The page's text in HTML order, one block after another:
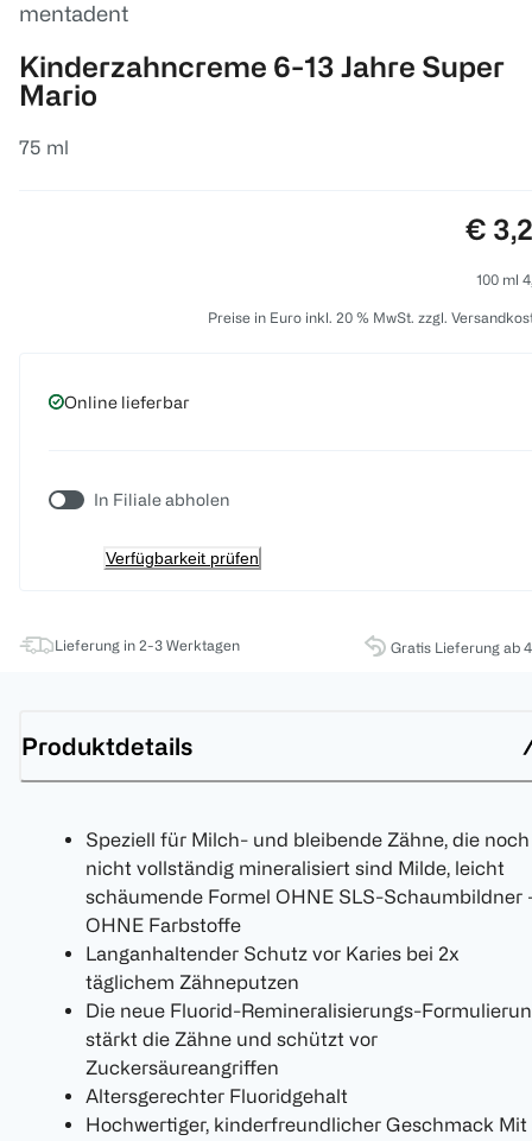
mentadent
Kinderzahncreme 6-13 Jahre Super
Mario
75 ml
€
100 ml
Preise in Euro inkl. 20 % MwSt. zzgl.
Online lieferbar
In Filiale abholen
Verfügbarkeit prüfen
Lieferung in 2-3 Werktagen Gratis Lieferung ab
Produktdetails
Speziell für Milch- und bleibende Zähne, die noch
nicht vollständig mineralisiert sind Milde, leicht
schäumende Formel OHNE SLS-Schaumbildner
OHNE Farbstoffe
Langanhaltender Schutz vor Karies bei 2x
täglichem Zähneputzen
Die neue Fluorid-Remineralisierungs-
stärkt die Zähne und schützt vor
Zuckersäureangriffen
Altersgerechter Fluoridgehalt
Hochwertiger, kinderfreundlicher Geschmack Mit